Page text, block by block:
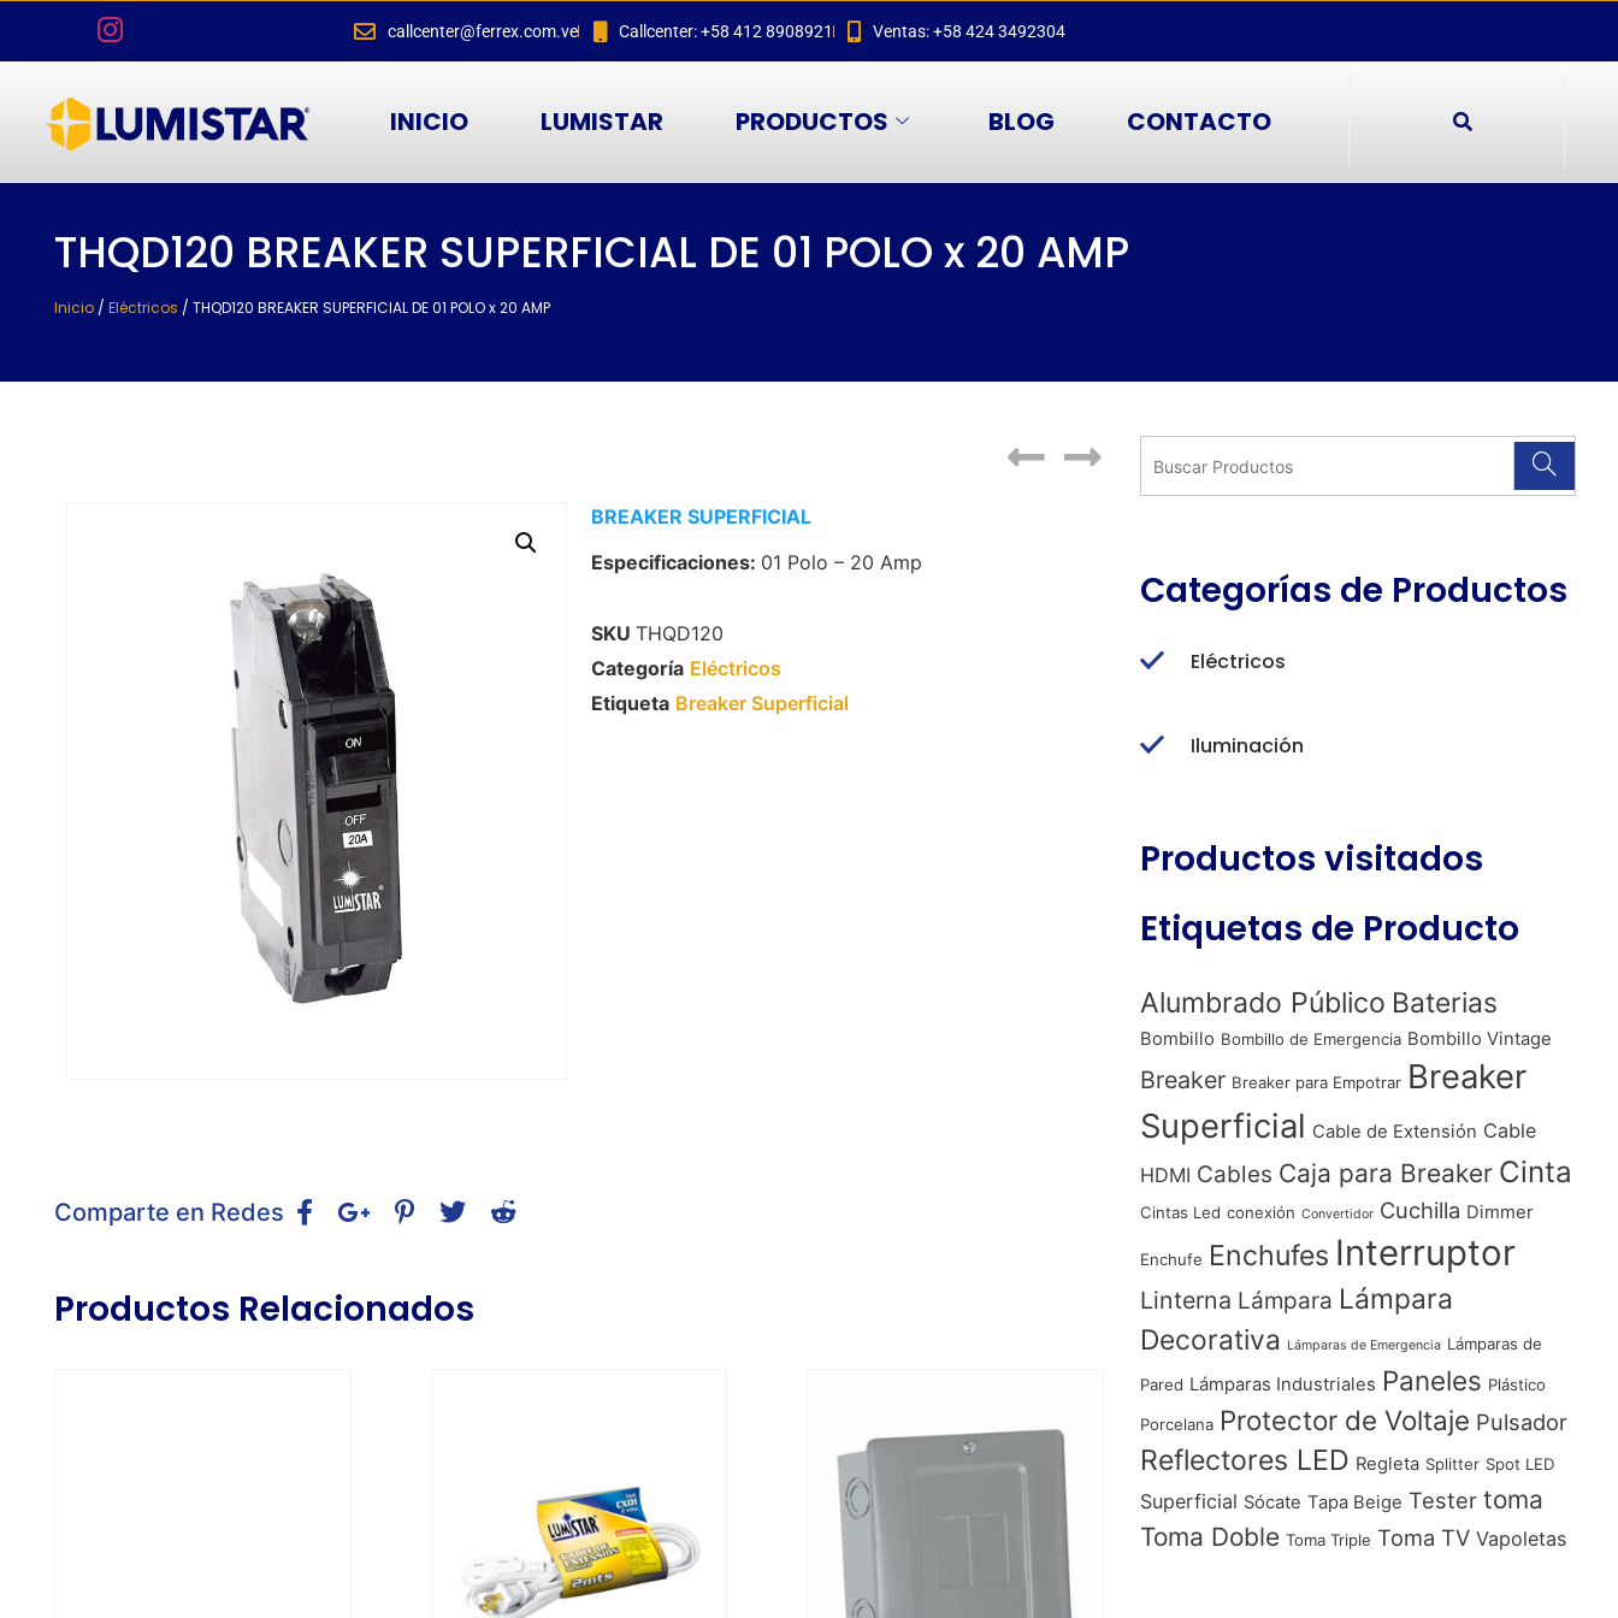
callcenter@ferrex.com.ve Callcenter: +58 412 8908921 Ventas: +58 424 3492304
INICIO LUMISTAR PRODUCTOS BLOG CONTACTO
THQD120 BREAKER SUPERFICIAL DE 01 POLO x 20 AMP
Inicio / Eléctricos / THQD120 BREAKER SUPERFICIAL DE 01 POLO x 20 AMP
BREAKER SUPERFICIAL
Especificaciones: 01 Polo – 20 Amp
SKU THQD120
Categoría Eléctricos
Etiqueta Breaker Superficial
Comparte en Redes
Productos Relacionados
Categorías de Productos
Eléctricos
Iluminación
Productos visitados
Etiquetas de Producto
Alumbrado Público Baterias
Bombillo Bombillo de Emergencia Bombillo Vintage
Breaker Breaker para Empotrar Breaker
Superficial Cable de Extensión Cable
HDMI Cables Caja para Breaker Cinta
Cintas Led conexión Convertidor Cuchilla Dimmer
Enchufe Enchufes Interruptor
Linterna Lámpara Lámpara
Decorativa
Lámparas de Emergencia Lámparas de
Pared Lámparas Industriales Paneles Plástico
Porcelana Protector de Voltaje Pulsador
Reflectores LED Regleta Splitter Spot LED
Superficial Sócate Tapa Beige Tester toma
Toma Doble Toma Triple Toma TV Vapoletas